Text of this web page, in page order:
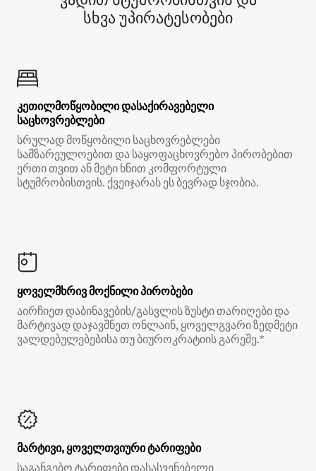
სხვა უპირატესობები
კეთილმოწყობილი დასაქირავებელი
საცხოვრებლები
სრულად მოწყობილი საცხოვრებლები
სამზარეულოებით და საყოფაცხოვრებო პირობებით
ერთი თვით ან მეტი ხნით კომფორტული
სტუმრობისთვის. ქვეიჯარას ეს ბევრად სჯობია.
ყოველმხრივ მოქნილი პირობები
აირჩიეთ დაბინავების/გასვლის ზუსტი თარიღები და
მარტივად დაჯავშნეთ ონლაინ, ყოველგვარი ზედმეტი
ვალდებულებებისა თუ ბიუროკრატიის გარეშე.*
მარტივი, ყოველთვიური ტარიფები
საგანგებო ტარიფები დასასვენებელი